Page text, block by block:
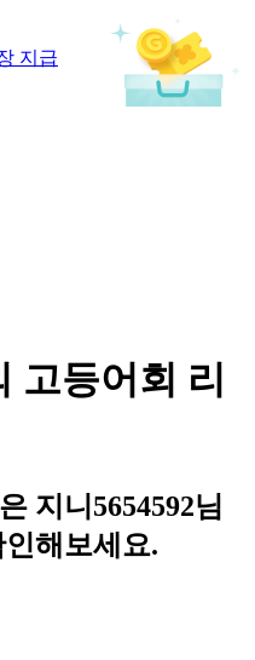
지급
고등어회 리
지니5654592님
해보세요.